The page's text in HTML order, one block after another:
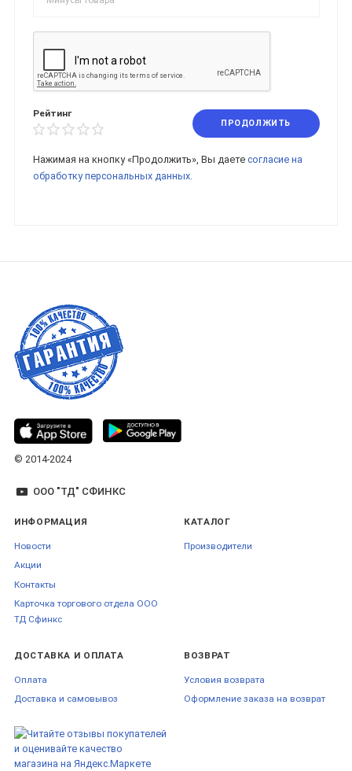
Рейтинг
ПРОДОЛЖИТЬ
Нажимая на кнопку «Продолжить», Вы даете согласие на
обработку персональных данных.
© 2014-2024
ООО "ТД" СФИНКС
ИНФОРМАЦИЯ
Новости
Акции
Контакты
Карточка торгового отдела ООО
ТД Сфинкс
КАТАЛОГ
Производители
ДОСТАВКА И ОПЛАТА
Оплата
Доставка и самовывоз
ВОЗВРАТ
Условия возврата
Оформление заказа на возврат